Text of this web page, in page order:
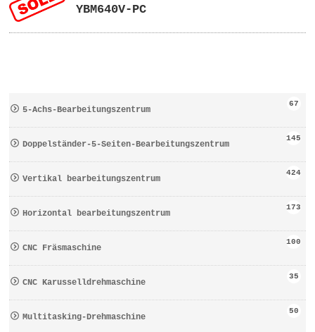
YBM640V-PC
5-Achs-Bearbeitungszentrum
67
Doppelständer-5-Seiten-Bearbeitungszentrum
145
Vertikal bearbeitungszentrum
424
Horizontal bearbeitungszentrum
173
CNC Fräsmaschine
100
CNC Karusselldrehmaschine
35
Multitasking-Drehmaschine
50